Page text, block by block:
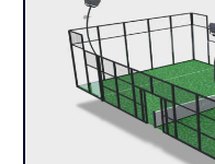
grote hoeveelheid
superfijn om
Vaneveld, eigenaar
competities en
van de trainingen is
vereniging veranderde
TCP Unicum om de